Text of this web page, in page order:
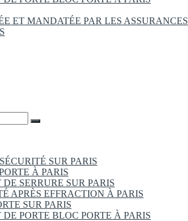
ET MANDATÉE PAR LES ASSURANCES
SUR PARIS
À PARIS
SERRURE SUR PARIS
APRÈS EFFRACTION À PARIS
SUR PARIS
PORTE BLOC PORTE À PARIS